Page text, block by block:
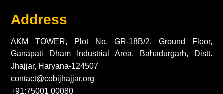
Address
AKM TOWER, Plot No. GR-18B/2, Ground Floor,
Ganapati Dham Industrial Area, Bahadurgarh, Distt.
Jhajjar, Haryana-124507
contact@cobijhajjar.org
+91:75001 00080